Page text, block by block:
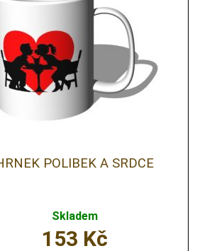
POLIBEK A SRDCE
Skladem
153 Kč